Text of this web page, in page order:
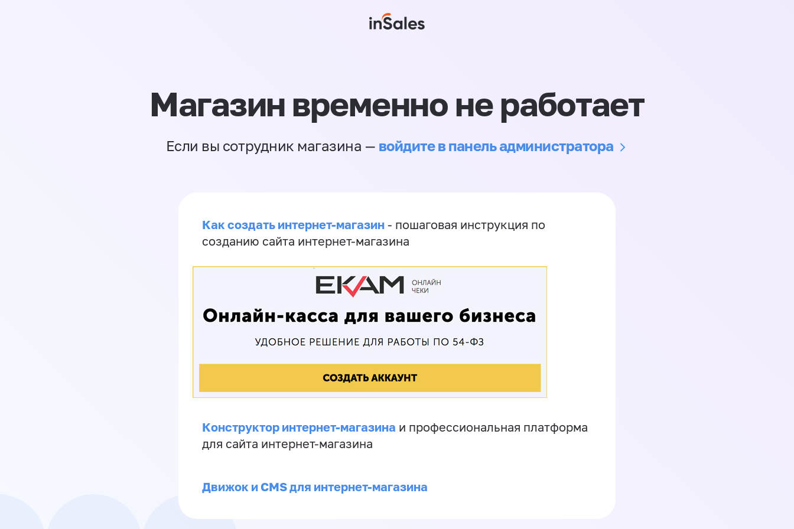
Магазин временно не работает
Если вы сотрудник магазина — войдите в панель администратора
Как создать интернет-магазин - пошаговая инструкция по
созданию сайта интернет-магазина
Конструктор интернет-магазина и профессиональная платформа
для сайта интернет-магазина
Движок и CMS для интернет-магазина